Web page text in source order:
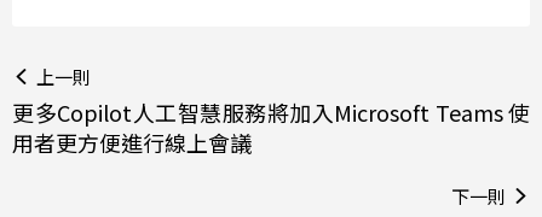
上一則
更多Copilot人工智慧服務將加入Microsoft Teams 使
用者更方便進行線上會議
下一則